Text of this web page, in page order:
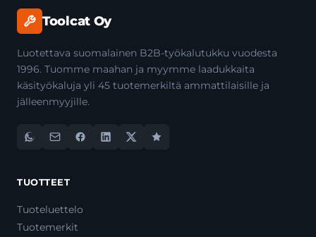
Toolcat Oy
Luotettava suomalainen B2B-työkalutukku vuodesta
1996. Tuomme maahan ja myymme laadukkaita
käsityökaluja yli 45 tuotemerkiltä ammattilaisille ja
jälleenmyyjille.
TUOTTEET
Tuoteluettelo
Tuotemerkit